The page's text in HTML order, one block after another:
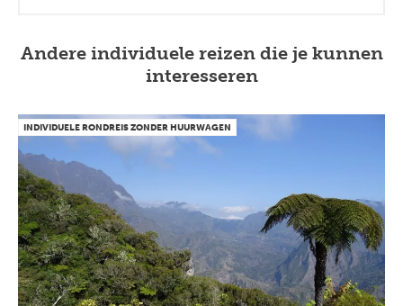
Andere individuele reizen die je kunnen
interesseren
INDIVIDUELE RONDREIS ZONDER HUURWAGEN